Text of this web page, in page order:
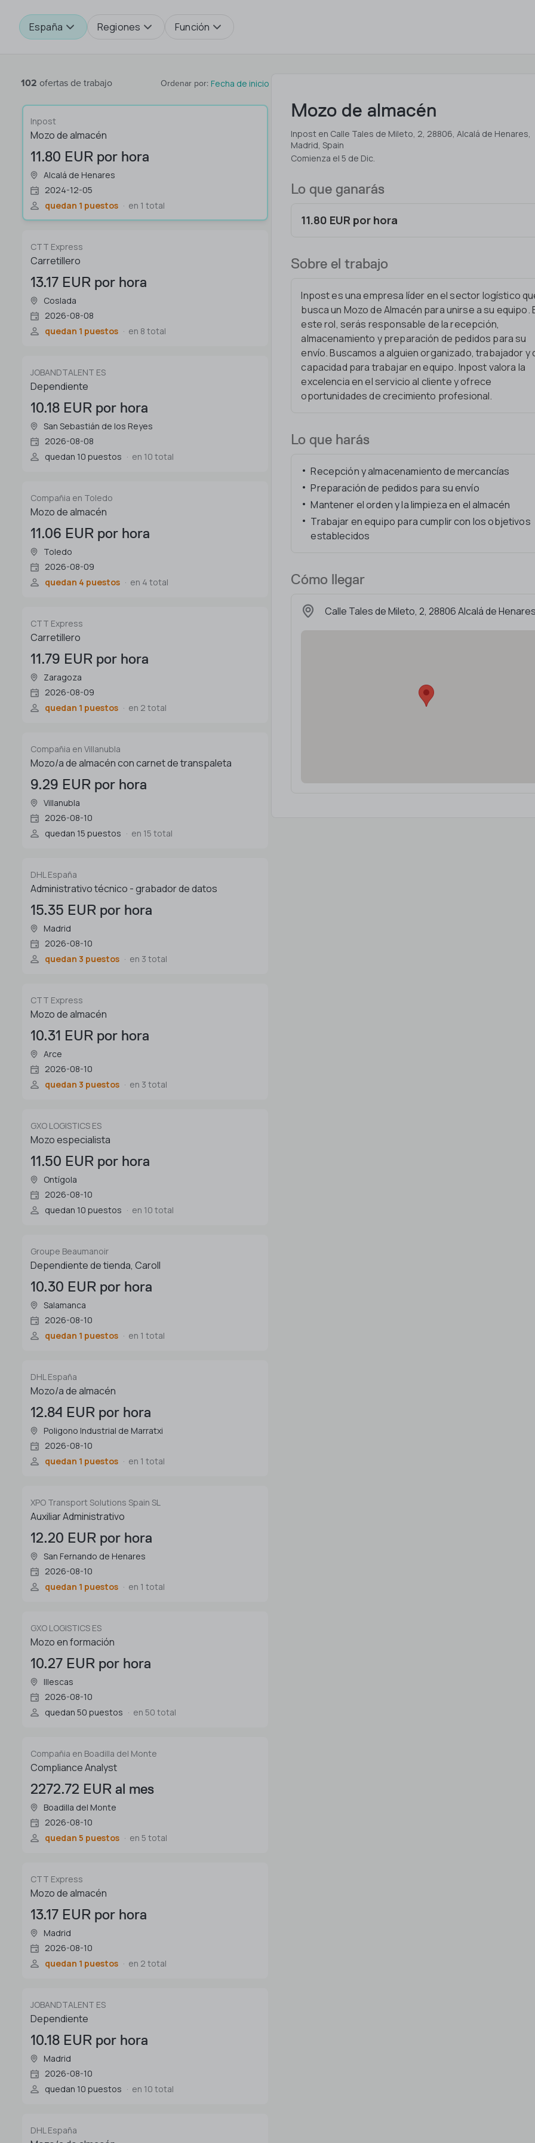
España Regiones Función
102 ofertas de trabajo Ordenar por: Fecha de inicio
Inpost
Mozo de almacén
11.80 EUR por hora
Alcalá de Henares
2024-12-05
quedan 1 puestos
en 1 total
CTT Express
Carretillero
13.17 EUR por hora
Coslada
2026-08-08
quedan 1 puestos
en 8 total
JOBANDTALENT ES
Dependiente
10.18 EUR por hora
San Sebastián de los Reyes
2026-08-08
quedan 10 puestos
en 10 total
Compañia en Toledo
Mozo de almacén
11.06 EUR por hora
Toledo
2026-08-09
quedan 4 puestos
en 4 total
CTT Express
Carretillero
11.79 EUR por hora
Zaragoza
2026-08-09
quedan 1 puestos
en 2 total
Compañia en Villanubla
Mozo/a de almacén con carnet de transpaleta
9.29 EUR por hora
Villanubla
2026-08-10
quedan 15 puestos
en 15 total
DHL España
Administrativo técnico - grabador de datos
15.35 EUR por hora
Madrid
2026-08-10
quedan 3 puestos
en 3 total
CTT Express
Mozo de almacén
10.31 EUR por hora
Arce
2026-08-10
quedan 3 puestos
en 3 total
GXO LOGISTICS ES
Mozo especialista
11.50 EUR por hora
Ontígola
2026-08-10
quedan 10 puestos
en 10 total
Groupe Beaumanoir
Dependiente de tienda, Caroll
10.30 EUR por hora
Salamanca
2026-08-10
quedan 1 puestos
en 1 total
DHL España
Mozo/a de almacén
12.84 EUR por hora
Poligono Industrial de Marratxi
2026-08-10
quedan 1 puestos
en 1 total
XPO Transport Solutions Spain SL
Auxiliar Administrativo
12.20 EUR por hora
San Fernando de Henares
2026-08-10
quedan 1 puestos
en 1 total
GXO LOGISTICS ES
Mozo en formación
10.27 EUR por hora
Illescas
2026-08-10
quedan 50 puestos
en 50 total
Compañia en Boadilla del Monte
Compliance Analyst
2272.72 EUR al mes
Boadilla del Monte
2026-08-10
quedan 5 puestos
en 5 total
CTT Express
Mozo de almacén
13.17 EUR por hora
Madrid
2026-08-10
quedan 1 puestos
en 2 total
JOBANDTALENT ES
Dependiente
10.18 EUR por hora
Madrid
2026-08-10
quedan 10 puestos
en 10 total
DHL España
Mozo de almacén
Inpost en Calle Tales de Mileto, 2, 28806, Alcalá de Henares,
Madrid, Spain
Comienza el 5 de Dic.
Lo que ganarás
11.80 EUR por hora
Sobre el trabajo
Inpost es una empresa líder en el sector logístico
busca un Mozo de Almacén para unirse a su equipo.
este rol, serás responsable de la recepción,
almacenamiento y preparación de pedidos para su
envío. Buscamos a alguien organizado, trabajador y
capacidad para trabajar en equipo. Inpost valora la
excelencia en el servicio al cliente y ofrece
oportunidades de crecimiento profesional.
Lo que harás
Recepción y almacenamiento de mercancías
Preparación de pedidos para su envío
Mantener el orden y la limpieza en el almacén
Trabajar en equipo para cumplir con los objetivos
establecidos
Cómo llegar
Calle Tales de Mileto, 2, 28806 Alcalá de